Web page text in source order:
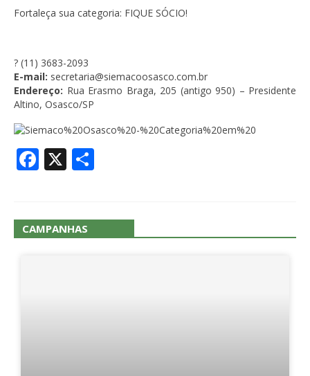
Fortaleça sua categoria: FIQUE SÓCIO!
? (11) 3683-2093
E-mail: secretaria@siemacoosasco.com.br
Endereço: Rua Erasmo Braga, 205 (antigo 950) – Presidente
Altino, Osasco/SP
Facebook
X
CAMPANHAS